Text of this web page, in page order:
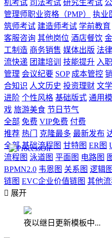
机考试 司法考试 研究生考试
管理师职业资格（PMP）
执业
筑师考试 建造师考试 学前教育
客服咨询 其他岗位 酒店餐饮
工制造 商务销售 媒体出版 法
流快递 团建培训 技能提升 入
管理 会议纪要 SOP 成本管控
合知识 人文历史 投资理财 文
进阶 个性风格 基础版式 通用
戏 旅游美食 节日节气
全部 免费 VIP免费 付费
推荐 热门 克隆最多 最新发布
全部 基础流程图 甘特图 ER图
流程图 泳道图 平面图 电路图
BPMN2.0 韦恩图 关系图 逻辑图
链图 EVC企业价值链图 其他流
 展开
夜以继日更新模板中...